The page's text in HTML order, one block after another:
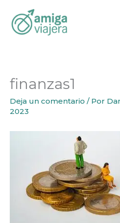
contenido
¿Qué son los recibos verdes
finanzas1
finanzas1
Deja un comentario / Por
2023